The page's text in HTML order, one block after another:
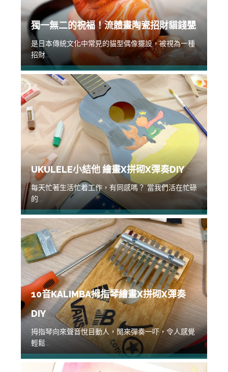
獨一無二的祝福！流體畫陶瓷招財貓錢甖
是日本傳統文化中常見的貓型偶像擺設，被視為一種
招財...
UKULELE小結他 繪畫X拼砌X彈奏DIY
每天忙著生活忙着工作，有同感嗎？ 當我們活在忙碌
的...
10音KALIMBA拇指琴繪畫X拼砌X彈奏
DIY
拇指琴向來聲音悅目動人，閒來彈奏一吓，令人感覺
輕鬆...